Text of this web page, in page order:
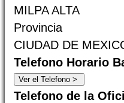
MILPA ALTA
Provincia
CIUDAD DE
Telefono Horario
Telefono de la